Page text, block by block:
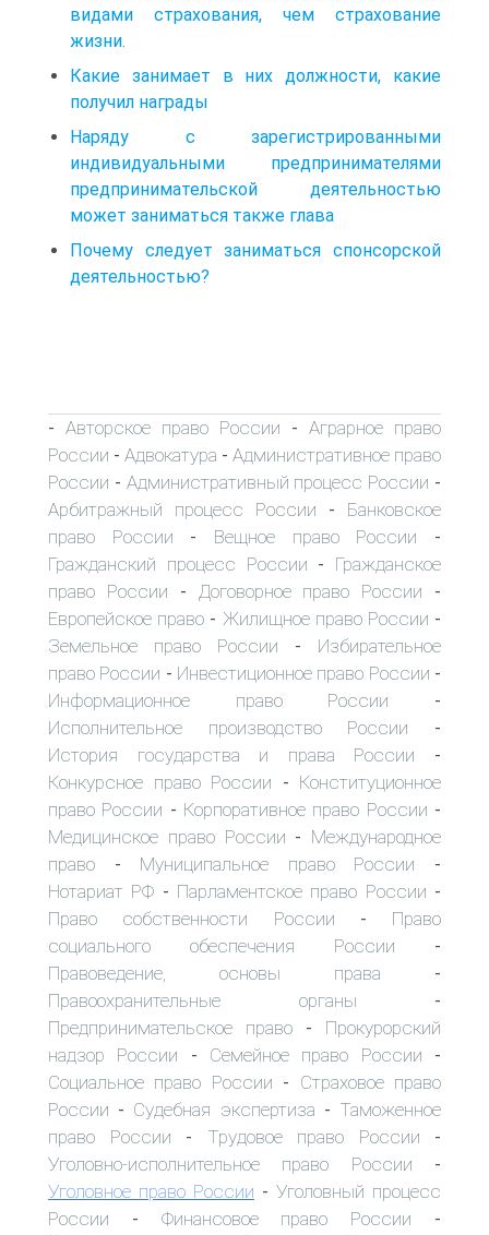
видами страхования, чем страхование
жизни.
Какие занимает в них должности, какие
получил награды
Наряду с зарегистрированными
индивидуальными предпринимателями
предпринимательской деятельностью
может заниматься также глава
Почему следует заниматься спонсорской
деятельностью?
- Авторское право России - Аграрное право
России - Адвокатура - Административное право
России - Административный процесс России -
Арбитражный процесс России - Банковское
право России - Вещное право России -
Гражданский процесс России - Гражданское
право России - Договорное право России -
Европейское право - Жилищное право России -
Земельное право России - Избирательное
право России - Инвестиционное право России -
Информационное право России -
Исполнительное производство России -
История государства и права России -
Конкурсное право России - Конституционное
право России - Корпоративное право России -
Медицинское право России - Международное
право - Муниципальное право России -
Нотариат РФ - Парламентское право России -
Право собственности России - Право
социального обеспечения России -
Правоведение, основы права -
Правоохранительные органы -
Предпринимательское право - Прокурорский
надзор России - Семейное право России -
Социальное право России - Страховое право
России - Судебная экспертиза - Таможенное
право России - Трудовое право России -
Уголовно-исполнительное право России -
Уголовное право России - Уголовный процесс
России - Финансовое право России -